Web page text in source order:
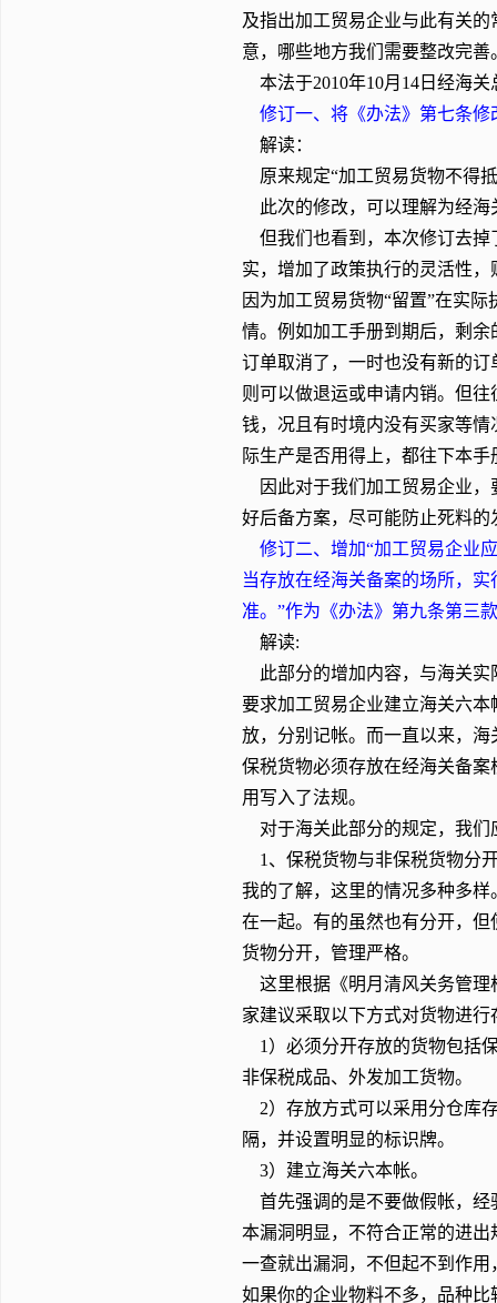
及指出加工贸易企业与此有关
意，哪些地方我们需要整改完善
本法于2010年10月14日经海关
修订一、将《办法》第七条
解读：
原来规定“加工贸易货物不得
此次的修改，可以理解为经海
但我们也看到，本次修订去掉
实，增加了政策执行的灵活性
因为加工贸易货物“留置”在实
情。例如加工手册到期后，剩
订单取消了，一时也没有新的
则可以做退运或申请内销。但
钱，况且有时境内没有买家等
际生产是否用得上，都往下本
因此对于我们加工贸易企业，
好后备方案，尽可能防止死料的
修订二、增加“加工贸易企业
当存放在经海关备案的场所，
准。”作为《办法》第九条第三
解读:
此部分的增加内容，与海关实
要求加工贸易企业建立海关六
放，分别记帐。而一直以来，
保税货物必须存放在经海关备
用写入了法规。
对于海关此部分的规定，我们
1、保税货物与非保税货物分
我的了解，这里的情况多种多
在一起。有的虽然也有分开，
货物分开，管理严格。
这里根据《明月清风关务管理
家建议采取以下方式对货物进行
1）必须分开存放的货物包括
非保税成品、外发加工货物。
2）存放方式可以采用分仓库
隔，并设置明显的标识牌。
3）建立海关六本帐。
首先强调的是不要做假帐，经
本漏洞明显，不符合正常的进
一查就出漏洞，不但起不到作用
如果你的企业物料不多，品种